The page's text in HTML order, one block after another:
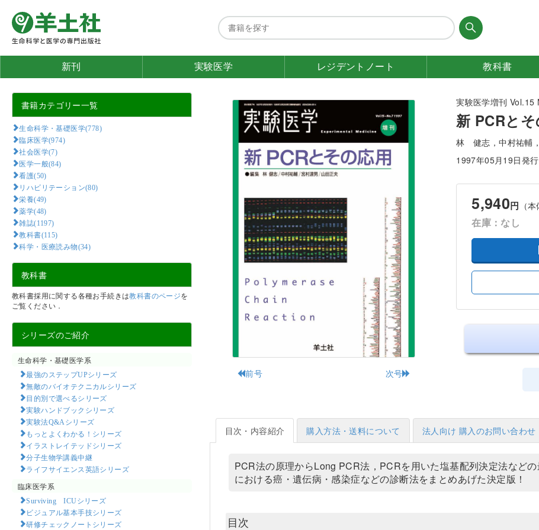
新刊 実験医学 レジデント ノート 教科書
書籍カテゴリー一覧
生命科学・基礎医学(778)
臨床医学(974)
社会医学(7)
医学一般(84)
看護(50)
リハビリテーション(80)
栄養(49)
薬学(48)
雑誌(1197)
教科書(115)
科学・医療読み物(34)
教科書
教科書採用に関する各種お手続きは教科書のページを
ご覧ください．
シリーズのご紹介
生命科学・基礎医学系
最強のステップUPシリーズ
無敵のバイオテクニカルシリーズ
目的別で選べるシリーズ
実験ハンドブックシリーズ
実験法Q&Aシリーズ
もっとよくわかる！シリーズ
イラストレイテッドシリーズ
分子生物学講義中継
ライフサイエンス英語シリーズ
臨床医学系
Surviving ICUシリーズ
ビジュアル基本手技シリーズ
研修チェックノートシリーズ
前号 次号
実験医学増刊 Vol.15
新 PCRと
林 健志，中村祐輔
1997年05月19日発行
5,940円 （
在庫：なし
目次・内容紹介 購入方法・送料について 法人向け 購入のお問い合わせ
PCR法の原理からLong PCR法，PCRを用いた塩基配列決定法など
における癌・遺伝病・感染症などの診断法をまとめあげた決定版！
目次